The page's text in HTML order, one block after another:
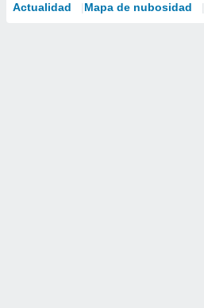
Actualidad Mapa de nubosidad